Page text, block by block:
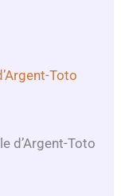
Toto
d’Argent-Toto